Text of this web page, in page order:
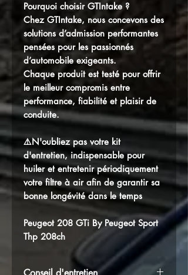
Pourquoi choisir GTIntake ?
Chez GTIntake, nous concevons des
solutions d’admission performantes
pensées pour les passionnés
d’automobile exigeants.
Chaque produit est testé pour offrir
le meilleur compromis entre
performance, fiabilité et plaisir de
conduite.
⚠️N'oubliez pas votre kit
d'entretien, indispensable pour
huiler et entretenir périodiquement
votre filtre à air afin de garantir sa
bonne longévité dans le temps
Peugeot 208 GTi By Peugeot Sport
Thp 208ch